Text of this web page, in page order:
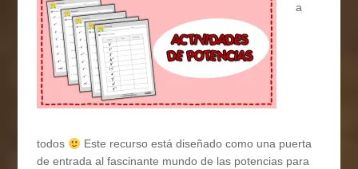
a
todos
Este recurso está diseñado como una puerta
de entrada al fascinante mundo de las potencias para